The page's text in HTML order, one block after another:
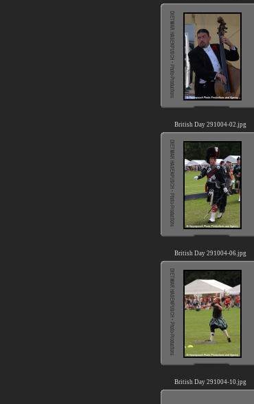
British Day 291004-02.jpg
British Day 291004-06.jpg
British Day 291004-10.jpg